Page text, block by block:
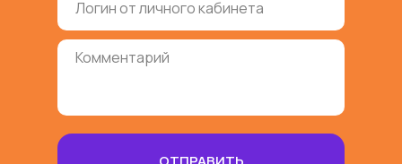
Оставить заявку